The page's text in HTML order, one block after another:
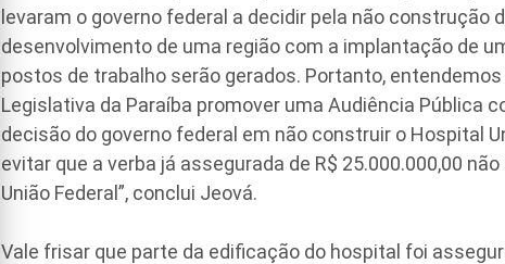
levaram o governo federal a decidir pela não construção
desenvolvimento de uma região com a implantação de
postos de trabalho serão gerados. Portanto,
Legislativa da Paraíba promover uma Audiência Pública
decisão do governo federal em não construir o Hospital
evitar que a verba já assegurada de R$ 25.000.000,00
União Federal”, conclui Jeová.
Vale frisar que parte da edificação do hospital foi